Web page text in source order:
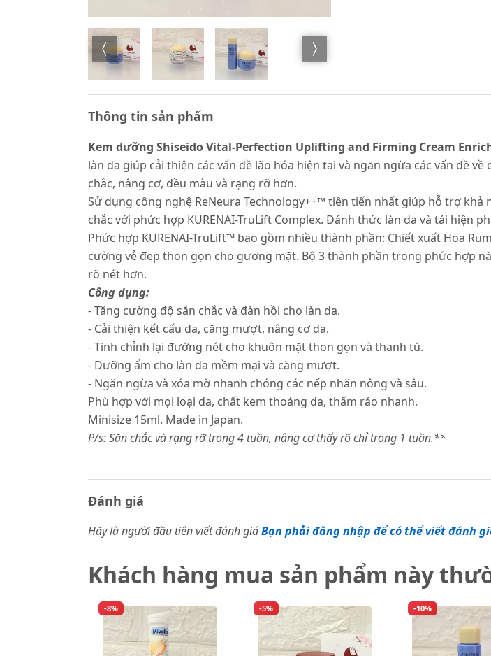
Thông tin sản phẩm
Kem dưỡng Shiseido Vital-Perfection Uplifting and Firming Cream
làn da giúp cải thiện các vấn đề lão hóa hiện tại và ngăn ngừa các vấn đề
chắc, nâng cơ, đều màu và rạng rỡ hơn.
Sử dụng công nghệ ReNeura Technology++™ tiên tiến nhất giúp hỗ trợ
chắc với phức hợp KURENAI-TruLift Complex. Đánh thức làn da và tái hiện
Phức hợp KURENAI-TruLift™ bao gồm nhiều thành phần: Chiết xuất Hoa
cường vẻ đep thon gọn cho gương mặt. Bộ 3 thành phần trong phức hợp
rõ nét hơn.
Công dụng:
- Tăng cường độ săn chắc và đàn hồi cho làn da.
- Cải thiện kết cấu da, căng mượt, nâng cơ da.
- Tinh chỉnh lại đường nét cho khuôn mặt thon gọn và thanh tú.
- Dưỡng ẩm cho làn da mềm mại và căng mượt.
- Ngăn ngừa và xóa mờ nhanh chóng các nếp nhăn nông và sâu.
Phù hợp với mọi loại da, chất kem thoáng da, thấm ráo nhanh.
Minisize 15ml. Made in Japan.
P/s: Săn chắc và rạng rỡ trong 4 tuần, nâng cơ thấy rõ chỉ trong 1 tuần.**
Đánh giá
Hãy là người đầu tiên viết đánh giáBạn phải đăng nhập để có thể viết đánh
Khách hàng mua sản phẩm này
-8% -5% -10%